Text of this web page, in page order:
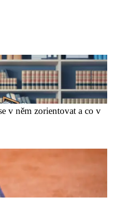
v něm zorientovat a co v